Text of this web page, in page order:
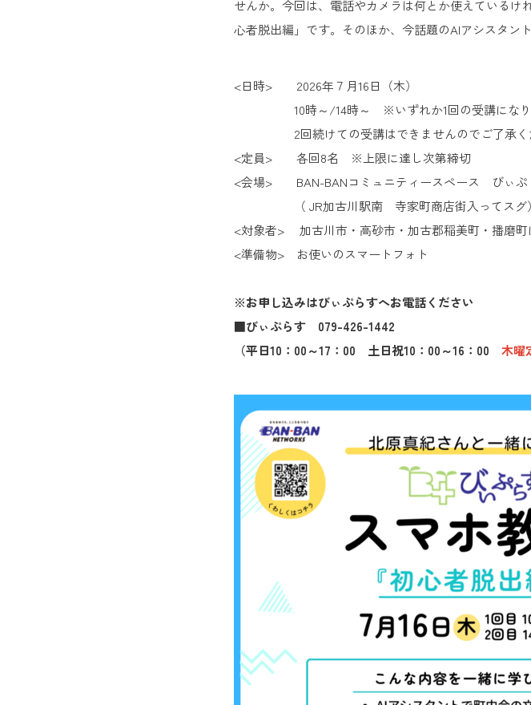
せんか。今回は、電話やカメラは何とか使えている
心者脱出編」です。そのほか、今話題のAIアシスタン
<日時> 2026年７月16日（木）
10時～/14時～ ※いずれか1回の受講になり
2回続けての受講はできませんのでご了承くだ
<定員> 各回8名 ※上限に達し次第締切
<会場> BAN-BANコミュニティースペース びぃぷ
（ JR加古川駅南 寺家町商店街入ってスグ）
<対象者> 加古川市・高砂市・加古郡稲美町・播磨町
<準備物> お使いのスマートフォト
※お申し込みはびぃぷらすへお電話ください
■びぃぷらす 079-426-1442
（平日10：00～17：00 土日祝10：00～16：00 木曜